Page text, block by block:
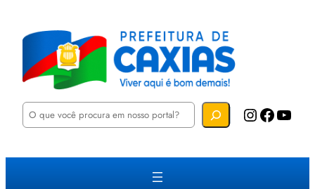
P
u
Instagram Facebook YouTube